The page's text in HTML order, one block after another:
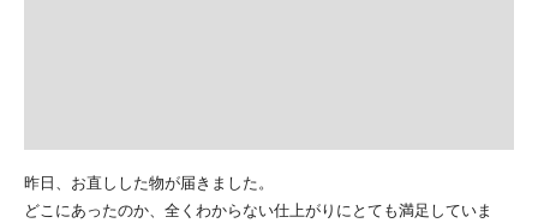
昨日、お直しした物が届きました。
どこにあったのか、全くわからない仕上がりにとても満足していま